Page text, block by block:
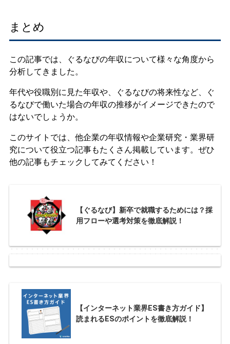
まとめ
この記事では、ぐるなびの年収について様々な角度から
分析してきました。
年代や役職別に見た年収や、ぐるなびの将来性など、ぐ
るなびで働いた場合の年収の推移がイメージできたので
はないでしょうか。
このサイトでは、他企業の年収情報や企業研究・業界研
究について役立つ記事もたくさん掲載しています。ぜひ
他の記事もチェックしてみてください！
【ぐるなび】新卒で就職するためには？採
用フローや選考対策を徹底解説！
【インターネット業界ES書き方ガイド】
読まれるESのポイントを徹底解説！